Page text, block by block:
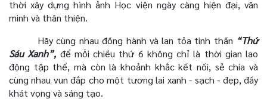
thời xây dựng hình ảnh Học viện ngày càng hiện đại, văn
minh và thân thiện.
Hãy cùng nhau đồng hành và lan tỏa tinh thần “Thứ
Sáu Xanh”, để mỗi chiều thứ 6 không chỉ là thời gian lao
động tập thể, mà còn là khoảnh khắc kết nối, sẻ chia và
cùng nhau vun đắp cho một tương lai xanh - sạch - đẹp, đầy
khát vọng và sáng tạo.